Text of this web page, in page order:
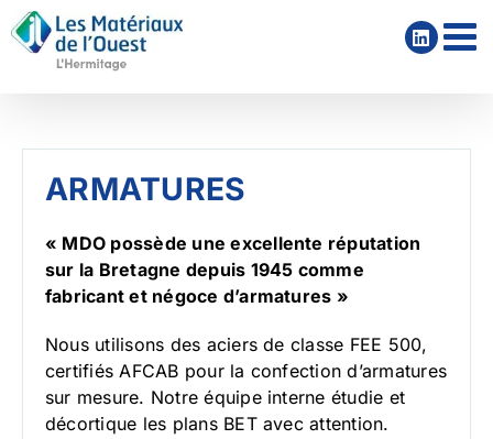
Passer
au
contenu
ARMATURES
« MDO possède une excellente réputation
sur la Bretagne depuis 1945 comme
fabricant et négoce d’armatures »
Nous utilisons des aciers de classe FEE 500,
certifiés AFCAB pour la confection d’armatures
sur mesure. Notre équipe interne étudie et
décortique les plans BET avec attention.